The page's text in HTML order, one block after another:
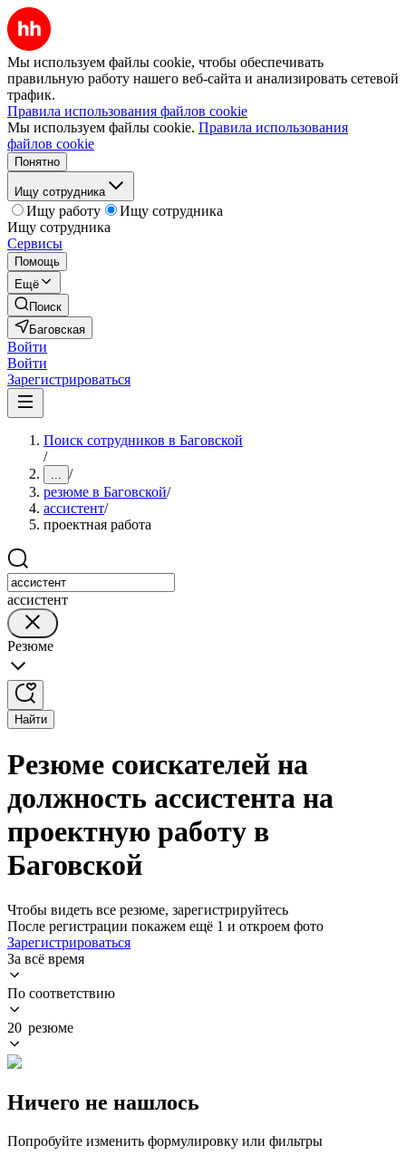
Мы используем файлы cookie, чтобы обеспечивать
правильную работу нашего веб-сайта и анализировать сетевой
трафик.
Правила использования файлов cookie
Мы используем файлы cookie. Правила использования
файлов cookie
Понятно
Ищу сотрудника
Ищу работу
Ищу сотрудника
Ищу сотрудника
Сервисы
Помощь
Ещё
Поиск
Баговская
Войти
Войти
Зарегистрироваться
Поиск сотрудников в Баговской
/
... /
резюме в Баговской/
ассистент/
проектная работа
ассистент
Резюме
Найти
Резюме соискателей на
должность ассистента на
проектную работу в
Баговской
Чтобы видеть все резюме, зарегистрируйтесь
После регистрации покажем ещё 1 и откроем фото
Зарегистрироваться
За всё время
По соответствию
20 резюме
Ничего не нашлось
Попробуйте изменить формулировку или фильтры